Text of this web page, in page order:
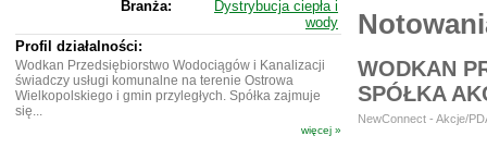
WODKAN
SPÓŁKA
NewConnect - Akcje/
Branża:
Dystrybucja ciepła i
wody
Profil działalności:
Wodkan Przedsiębiorstwo Wodociągów i Kanalizacji
świadczy usługi komunalne na terenie Ostrowa
Wielkopolskiego i gmin przyległych. Spółka zajmuje
się...
więcej »